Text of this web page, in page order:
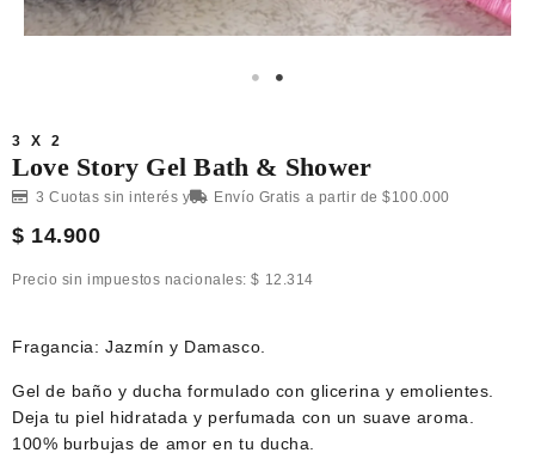
3 X 2
Love Story Gel Bath & Shower
3 Cuotas sin interés y Envío Gratis a partir de $100.000
$ 14.900
Precio sin impuestos nacionales:$ 12.314
Fragancia: Jazmín y Damasco.
Gel de baño y ducha formulado con glicerina y emolientes.
Deja tu piel hidratada y perfumada con un suave aroma.
100% burbujas de amor en tu ducha.